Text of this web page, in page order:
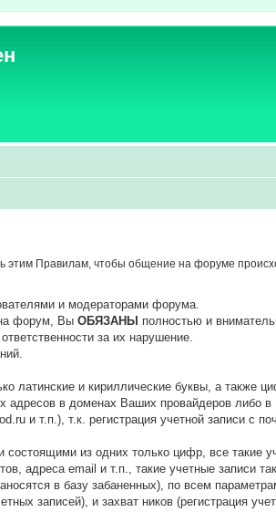
этим Правилам, чтобы общение на форуме
и модераторами форума.
на форум, ВыОБЯЗАНЫ полностью и
за их нарушение.
латинские и кириллические буквы, а также
адресов в доменах Ваших провайдеров либо
и т.п.), т.к. регистрация учетной записи с
из одних только цифр, все такие
адреса email и т.п., такие учетные записи
в базу забаненных), по всем
записей), и захват ников (регистрация